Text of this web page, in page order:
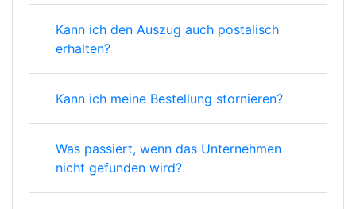
Kann ich den Auszug auch postalisch
erhalten?
Kann ich meine Bestellung stornieren?
Was passiert, wenn das Unternehmen
nicht gefunden wird?